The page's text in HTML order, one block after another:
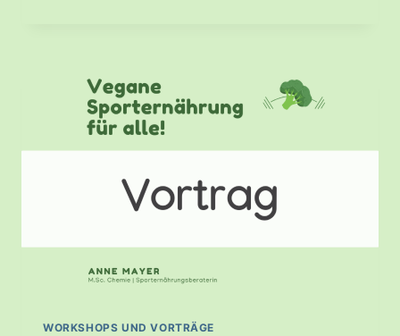
IN
DIE
VEGANE
SPORTERNÄHRUNG”
–
MÄRZ
2024
WORKSHOPS UND VORTRÄGE